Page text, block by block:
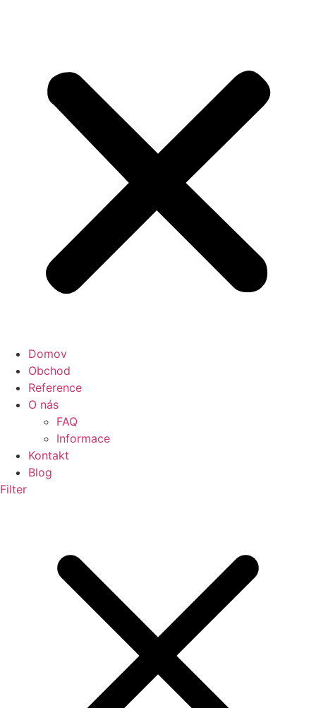
Domov
Obchod
Reference
O nás
FAQ
Informace
Kontakt
Blog
Filter